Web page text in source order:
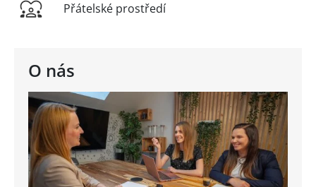
O nás
Přátelské prostředí